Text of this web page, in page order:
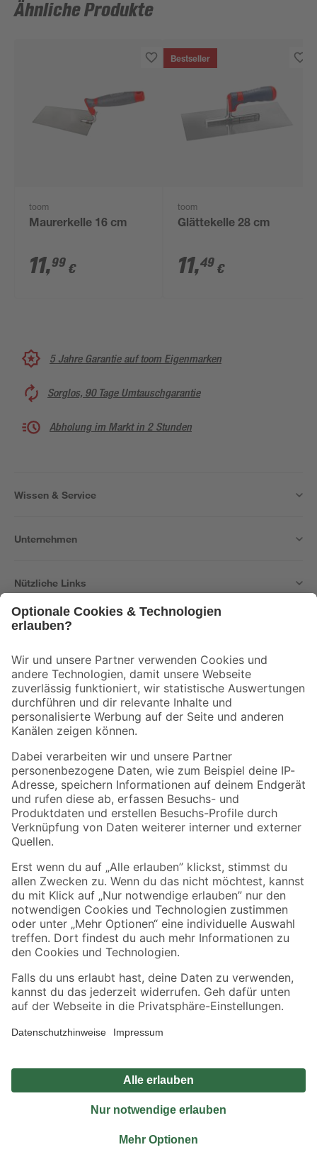
Ähnliche Produkte
toom
Maurerkelle 16 cm
11,99 €
Bestseller
toom
Glättekelle 28 cm
11,49 €
5 Jahre Garantie auf toom Eigenmarken
Sorglos, 90 Tage Umtauschgarantie
Abholung im Markt in 2 Stunden
Wissen & Service
Unternehmen
Nützliche Links
Der toom Newsletter: Keine Angebote und Aktionen mehr verpassen!
Zur Newsletter Anmeldung
Folge uns
Zahlungsarten Versandarten
Sicher einkaufen
Jetzt die toom-App herunterladen
Alle Preisangaben in EUR inkl. gesetzl. MwSt.. Die dargestellten Angebote sind unter
Umständen nicht in allen Märkten verfügbar. Die angegebenen Verfügbarkeiten beziehen
Produkte nur solange der Vorrat reicht.
*Paketversand ab 59 € versandkostenfrei, gilt nicht für Artikel mit Speditionsversand, hier
Privatsphäre Impressum
Nutzungsbedingungen
Widerrufsrecht
Vertrag widerrufen
© 2026 toom Baumarkt GmbH